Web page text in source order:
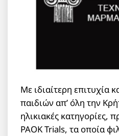
Με ιδιαίτερη επιτυχία
παιδιών απ’ όλη την
ηλικιακές κατηγορίες,
PAOK Trials, τα οποία